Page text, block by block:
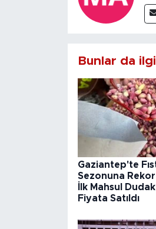
Bunlar da
Gaziantep'te
Sezonuna Rekor
İlk Mahsul
Fiyata Satıldı